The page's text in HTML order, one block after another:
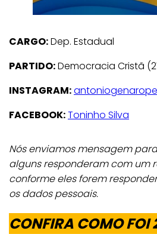
CARGO:Dep. Estadual
PARTIDO:Democracia Cristã
INSTAGRAM:
FACEBOOK:Toninho Silva
Nós enviamos mensagem
alguns responderam com um
conforme eles forem
os dados pessoais.
CONFIRA COMO FOI